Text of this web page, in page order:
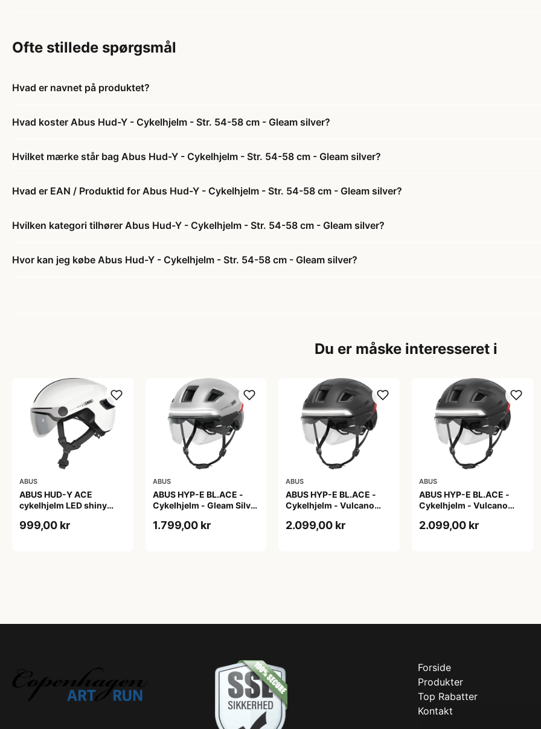
Ofte stillede spørgsmål
Hvad er navnet på produktet?
Hvad koster Abus Hud-Y - Cykelhjelm - Str. 54-58 cm - Gleam silver?
Hvilket mærke står bag Abus Hud-Y - Cykelhjelm - Str. 54-58 cm - Gleam silver?
Hvad er EAN / Produktid for Abus Hud-Y - Cykelhjelm - Str. 54-58 cm - Gleam silver?
Hvilken kategori tilhører Abus Hud-Y - Cykelhjelm - Str. 54-58 cm - Gleam silver?
Hvor kan jeg købe Abus Hud-Y - Cykelhjelm - Str. 54-58 cm - Gleam silver?
Du er måske interesseret i
ABUS
ABUS HUD-Y ACE
cykelhjelm LED shiny
999,00 kr
ABUS
ABUS HYP-E BL.ACE -
Cykelhjelm - Gleam Silver
1.799,00 kr
ABUS
ABUS HYP-E BL.ACE -
Cykelhjelm - Vulcano
2.099,00 kr
ABUS
ABUS HYP-E BL.ACE -
Cykelhjelm - Vulcano
2.099,00 kr
Forside
Produkter
Top Rabatter
Kontakt